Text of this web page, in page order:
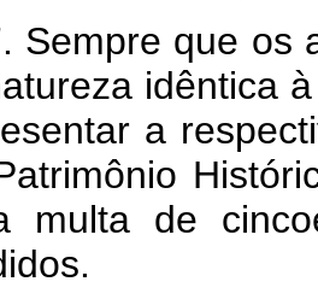
Sempre que os
idêntica
a
multa de